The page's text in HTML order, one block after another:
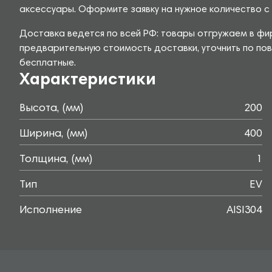
аксессуары. Оформите заявку на нужное количество
Доставка ведется по всей РФ: товары отгружаем в
предварительную стоимость доставки, уточнить по
бесплатные.
Характеристики
Высота, (мм) 200
Ширина, (мм) 400
Толщина, (мм) 1
Тип EV
Исполнение AISI304